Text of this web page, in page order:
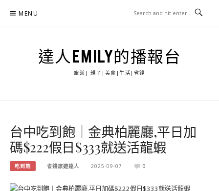
MENU
達人EMILY的播報台
旅遊| 親子|美食|生活|省錢
台中吃到飽｜金典柏麗廳,平日加
碼$222假日$333就送活龍蝦
吃到飽 省錢旅遊達人 2025-09-07 0